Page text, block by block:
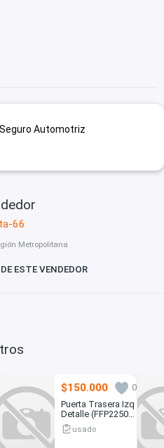
Automotriz
66
Metropolitana
ESTE VENDEDOR
$150.000
0
Puerta Trasera Izq
Detalle (FFP2250)
Ford F150
usado